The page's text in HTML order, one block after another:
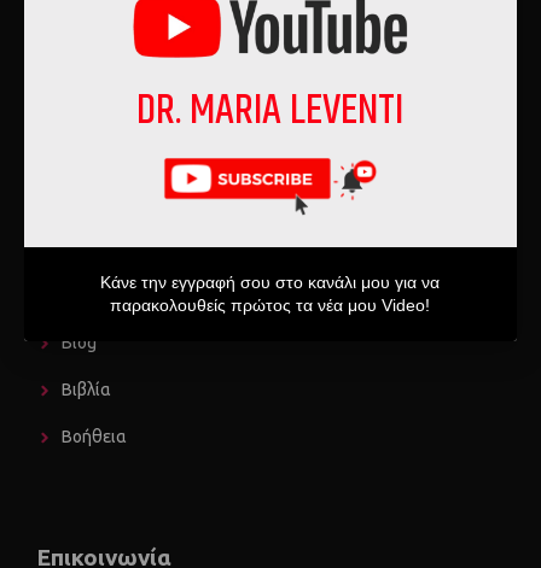
Μαρία Λεβέντη
Δημιουργική Ψυχοθεραπεία
Ομαδική Ψυχοθεραπεία
Blog
Βιβλία
Βοήθεια
Επικοινωνία
DR. MARIA LEVENTI
Κάνε την εγγραφή σου στο κανάλι μου για να
παρακολουθείς πρώτος τα νέα μου Video!